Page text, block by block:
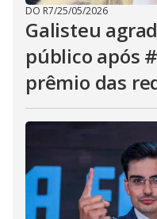
DO R7/25/05/2026
Galisteu
público após
prêmio das